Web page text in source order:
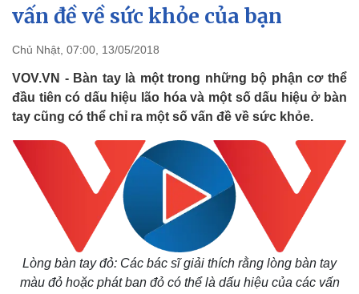
Đảng
Tổ chức nhân sự
Nhận diện sự thật
Tin 24h
Dự báo thời tiết
Việc làm
Biển đảo
vấn đề về sức khỏe của bạn
Chủ Nhật, 07:00, 13/05/2018
VOV.VN - Bàn tay là một trong những bộ phận cơ thể
đầu tiên có dấu hiệu lão hóa và một số dấu hiệu ở bàn
tay cũng có thể chỉ ra một số vấn đề về sức khỏe.
Lòng bàn tay đỏ: Các bác sĩ giải thích rằng lòng bàn tay
màu đỏ hoặc phát ban đỏ có thể là dấu hiệu của các vấn